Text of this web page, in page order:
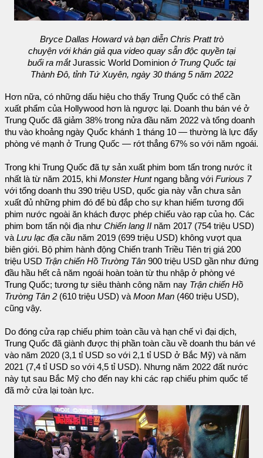
Bryce Dallas Howard và bạn diễn Chris Pratt trò
chuyện với khán giả qua video quay sẵn độc quyền tại
buổi ra mắtJurassic World Dominion ở Trung Quốc tại
Thành Đô, tỉnh Tứ Xuyên, ngày 30 tháng 5 năm 2022
Hơn nữa, có những dấu hiệu cho thấy Trung Quốc có thể cần
xuất phẩm của Hollywood hơn là ngược lại. Doanh thu bán vé ở
Trung Quốc đã giảm 38% trong nửa đầu năm 2022 và tổng doanh
thu vào khoảng ngày Quốc khánh 1 tháng 10 — thường là lực đẩy
phòng vé mạnh ở Trung Quốc — rớt thẳng 67% so với năm ngoái.
Trong khi Trung Quốc đã tự sản xuất phim bom tấn trong nước ít
nhất là từ năm 2015, khi Monster Huntngang bằng với Furious 7
với tổng doanh thu 390 triệu USD, quốc gia này vẫn chưa sản
xuất đủ những phim đó để bù đắp cho sự khan hiếm tương đối
phim nước ngoài ăn khách được phép chiếu vào rạp của họ. Các
phim bom tấn nội địa như Chiến lang II năm 2017 (754 triệu USD)
và Lưu lạc địa cầu năm 2019 (699 triệu USD) không vượt qua
biên giới. Bộ phim hành động Chiến tranh Triều Tiên trị giá 200
triệu USD Trận chiến Hồ Trường Tân 900 triệu USD gần như đứng
đầu hầu hết cả năm ngoái hoàn toàn từ thu nhập ở phòng vé
Trung Quốc; tương tự siêu thành công năm nay Trận chiến Hồ
Trường Tân 2 (610 triệu USD) và Moon Man (460 triệu USD),
cũng vậy.
Do đóng cửa rạp chiếu phim toàn cầu và hạn chế vì đại dịch,
Trung Quốc đã giành được thị phần toàn cầu về doanh thu bán vé
vào năm 2020 (3,1 tỉ USD so với 2,1 tỉ USD ở Bắc Mỹ) và năm
2021 (7,4 tỉ USD so với 4,5 tỉ USD). Nhưng năm 2022 đất nước
này tụt sau Bắc Mỹ cho đến nay khi các rạp chiếu phim quốc tế
đã mở cửa lại toàn lực.